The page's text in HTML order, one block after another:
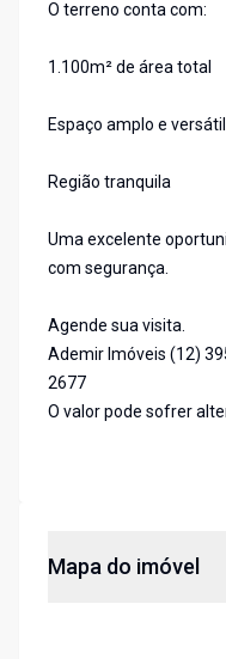
O terreno conta com:
1.100m² de área total
Espaço amplo e versátil
Região tranquila
Uma excelente
com segurança.
Agende sua visita.
Ademir Imóveis (12)
2677
O valor pode sofrer
Mapa do imóvel